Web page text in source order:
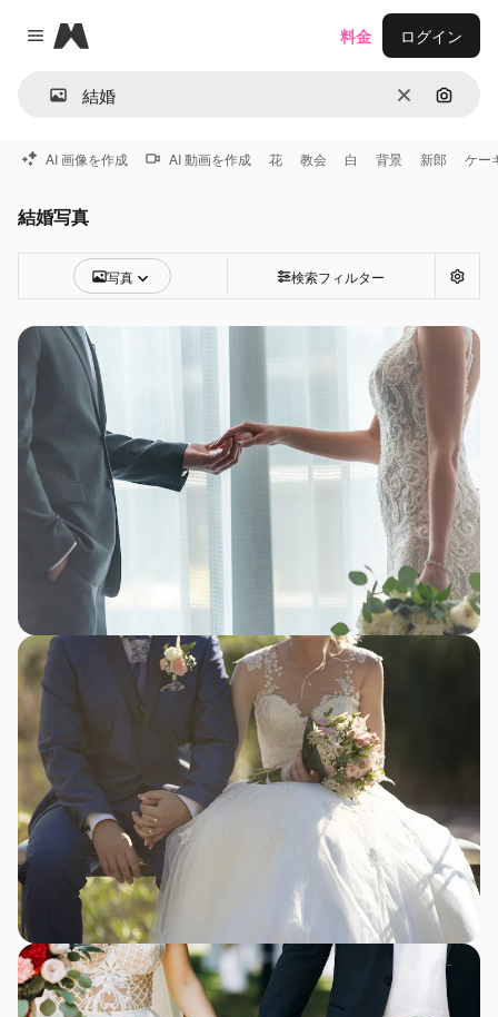
Close menu
Magnific
消去 画像で
料金 ログイン
AI 画像を作成 AI 動画を作成 花 教会 白 背景 新郎 ケー
結婚写真
写真 検索フィルター